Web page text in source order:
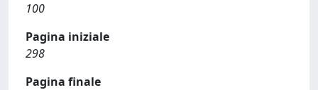
100
Pagina iniziale
298
Pagina finale